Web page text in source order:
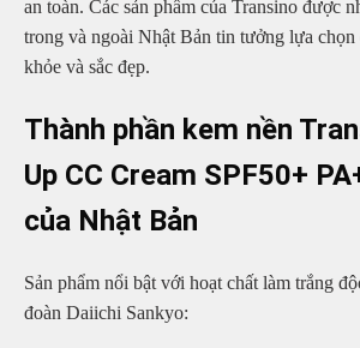
an toàn. Các sản phẩm của Transino được
trong và ngoài Nhật Bản tin tưởng lựa chọn
khỏe và sắc đẹp.
Thành phần kem nền
Up CC Cream SPF50+
của Nhật Bản
Sản phẩm nổi bật với hoạt chất làm trắng
đoàn Daiichi Sankyo: